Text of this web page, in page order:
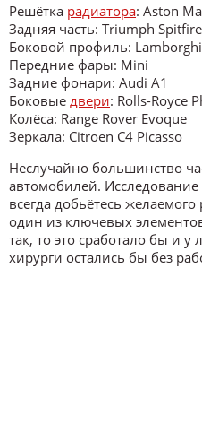
Решётка радиатора: Aston
Задняя часть: Triumph Spitfire
Боковой профиль:
Передние фары: Mini
Задние фонари: Audi A1
Боковые двери: Rolls-Royce
Колёса: Range Rover Evoque
Зеркала: Citroen C4 Picasso
Неслучайно большинство
автомобилей.
всегда добьётесь
один из ключевых
так, то это сработало бы и у
хирурги остались бы без